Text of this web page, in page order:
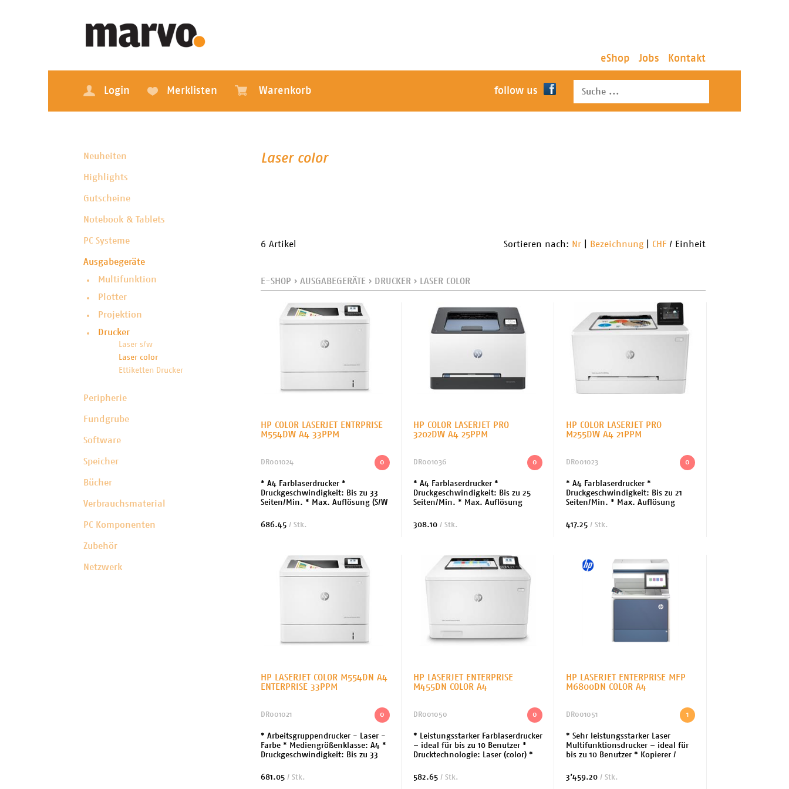
eShop Jobs Kontakt
Login Merklisten Warenkorb follow us
Neuheiten
Highlights
Gutscheine
Notebook & Tablets
PC Systeme
Ausgabegeräte
Multifunktion
Plotter
Projektion
Drucker
Laser s/w
Laser color
Ettiketten Drucker
Peripherie
Fundgrube
Software
Speicher
Bücher
Verbrauchsmaterial
PC Komponenten
Zubehör
Netzwerk
Laser color
Sortieren nach: Nr Bezeichnung CHF / Einheit
6 Artikel
E-SHOP › AUSGABEGERÄTE › DRUCKER › LASER COLOR
HP COLOR LASERJET ENTRPRISE
M554DW A4 33PPM
0
DR001024
* A4 Farblaserdrucker *
Druckgeschwindigkeit: Bis zu 33
Seiten/Min. * Max. Auflösung (S/W
Schnittstelle: USB, LAN, * AirPrint-
fähig: Ja * Medi...
686.45 / Stk.
HP COLOR LASERJET PRO
3202DW A4 25PPM
0
DR001036
* A4 Farblaserdrucker *
Druckgeschwindigkeit: Bis zu 25
Seiten/Min. * Max. Auflösung
USB, LAN, WiFi, Bluetooth *
AirPrint-fähig: Ja * ...
308.10 / Stk.
HP COLOR LASERJET PRO
M255DW A4 21PPM
0
DR001023
* A4 Farblaserdrucker *
Druckgeschwindigkeit: Bis zu 21
Seiten/Min. * Max. Auflösung
USB, LAN, WiFi, Bluetooth *
AirPrint-fähig: Ja * ...
417.25 / Stk.
HP LASERJET COLOR M554DN A4
ENTERPRISE 33PPM
0
DR001021
* Arbeitsgruppendrucker - Laser -
Farbe * Mediengrößenklasse: A4 *
Druckgeschwindigkeit: Bis zu 33
Auflösung: 1200 x 1200 dpi *
Schnittstelle: US...
681.05 / Stk.
HP LASERJET ENTERPRISE
M455DN COLOR A4
0
DR001050
* Leistungsstarker Farblaserdrucker
– ideal für bis zu 10 Benutzer *
Drucktechnologie: Laser (color) *
Druckgeschwindigkeit: 27 Seiten
Bis z...
582.65 / Stk.
HP LASERJET ENTERPRISE MFP
M6800DN COLOR A4
1
DR001051
* Sehr leistungsstarker Laser
Multifunktionsdrucker – ideal für
bis zu 10 Benutzer * Kopierer /
Drucktechnologie: Laser (color) *
Bedienung: Touchscre...
3’459.20 / Stk.